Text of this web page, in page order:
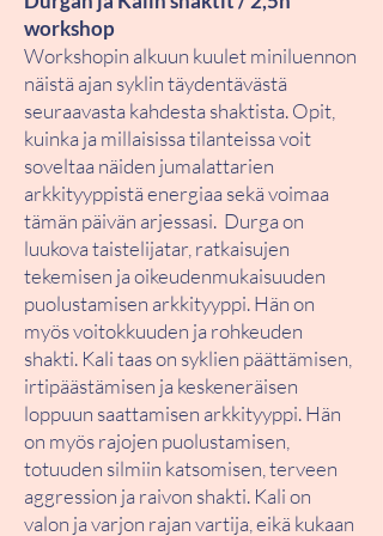
workshop
Workshopin alkuun kuulet miniluennon
näistä ajan syklin täydentävästä
seuraavasta kahdesta shaktista. Opit,
kuinka ja millaisissa tilanteissa voit
soveltaa näiden jumalattarien
arkkityyppistä energiaa sekä voimaa
tämän päivän arjessasi. Durga on
luukova taistelijatar, ratkaisujen
tekemisen ja oikeudenmukaisuuden
puolustamisen arkkityyppi. Hän on
myös voitokkuuden ja rohkeuden
shakti. Kali taas on syklien päättämisen,
irtipäästämisen ja keskeneräisen
loppuun saattamisen arkkityyppi. Hän
on myös rajojen puolustamisen,
totuuden silmiin katsomisen, terveen
aggression ja raivon shakti. Kali on
valon ja varjon rajan vartija, eikä kukaan